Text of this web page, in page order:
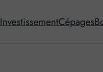
InvestissementCépages